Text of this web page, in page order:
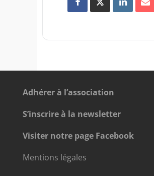
Adhérer à l’association
S’inscrire à la newsletter
Visiter notre page Facebook
Mentions légales